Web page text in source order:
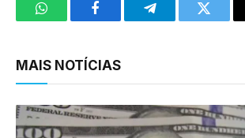
WhatsAppFacebookTelegramTwitter
MAIS NOTÍCIAS